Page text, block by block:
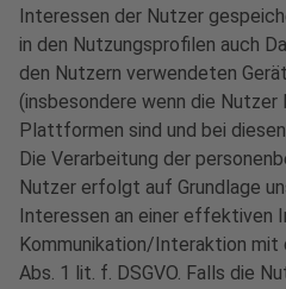
Interessen der Nutzer
in den Nutzungsprofilen auch
den Nutzern verwendeten
(insbesondere wenn die
Plattformen sind und bei
Die Verarbeitung der
Nutzer erfolgt auf Grundlage
Interessen an einer effektiven
Kommunikation/Interaktion mit
Abs. 1 lit. f. DSGVO. Falls die